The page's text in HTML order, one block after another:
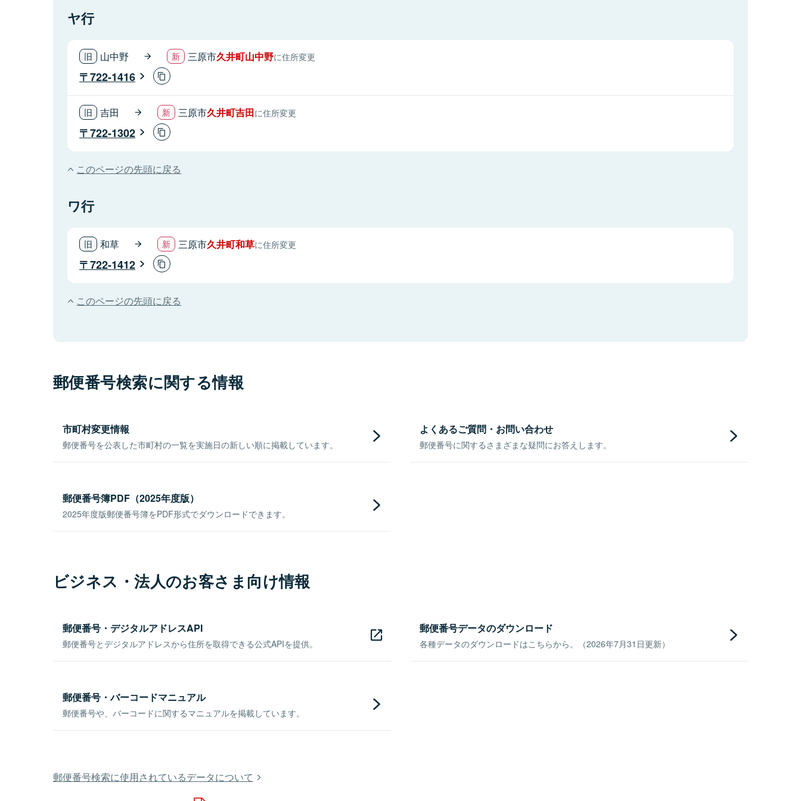
ヤ行
山中野 三原市久井町山中野に住所変更
722-1416
吉田 三原市久井町吉田に住所変更
722-1302
このページの先頭に戻る
ワ行
和草 三原市久井町和草に住所変更
722-1412
このページの先頭に戻る
郵便番号検索に関する情報
市町村変更情報
郵便番号を公表した市町村の一覧を実施日の新しい順に掲載しています。
よくあるご質問・お問い合わせ
郵便番号に関するさまざまな疑問にお答えします。
郵便番号簿PDF（2025年度版）
2025年度版郵便番号簿をPDF形式でダウンロードできます。
ビジネス・法人のお客さま向け情報
郵便番号・デジタルアドレスAPI
郵便番号とデジタルアドレスから住所を取得できる公式APIを提供。
郵便番号データのダウンロード
各種データのダウンロードはこちらから。（2026年7月31日更新）
郵便番号・バーコードマニュアル
郵便番号や、バーコードに関するマニュアルを掲載しています。
郵便番号検索に使用されているデータについて